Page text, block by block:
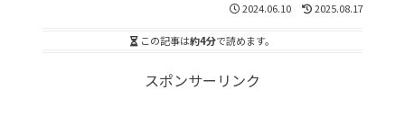
2024.06.10 2025.08.17
この記事は約4分で読めます。
スポンサーリンク